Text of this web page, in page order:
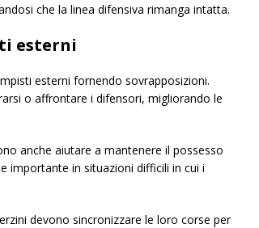
che la linea difensiva rimanga intatta.
esterni
esterni fornendo sovrapposizioni.
o affrontare i difensori, migliorando le
anche aiutare a mantenere il possesso
importante in situazioni difficili in cui i
devono sincronizzare le loro corse per